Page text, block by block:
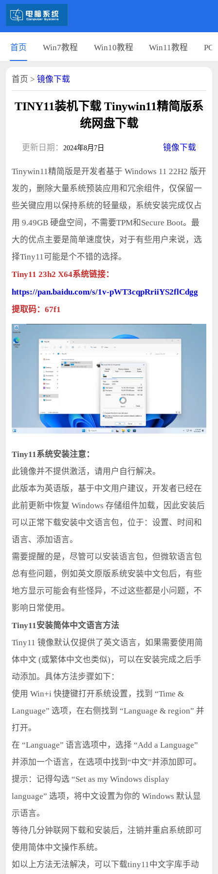
首页 Win7教程 Win10教程 Win11教程 PC
首页 > 镜像下载
TINY11装机下载 Tinywin11精简版系
统网盘下载
更新日期： 2024年8月7日 镜像下载
Tinywin11精简版是开发者基于 Windows 11 22H2 版开
发的，删除大量系统预装应用和冗余组件，仅保留一
些关键应用以保持系统的轻量级，系统安装完成仅占
用 9.49GB 硬盘空间，不需要TPM和Secure Boot。最
大的优点主要是简单速度快，对于有些用户来说，选
择Tiny11可能是个不错的选择。
Tiny11 23h2 X64系统链接：
https://pan.baidu.com/s/1v-pWT3cqpRriiYS2flCdgg
提取码：67f1
Tiny11系统安装注意：
此镜像并不提供激活，请用户自行解决。
此版本为英语版，基于中文用户建议，开发者已经在
此前更新中恢复 Windows 存储组件加载，因此安装后
可以正常下载安装中文语言包，位于：设置、时间和
语言、添加语言。
需要提醒的是，尽管可以安装语言包，但微软语言包
总有些问题，例如英文原版系统安装中文包后，有些
地方显示可能会有些怪异，不过这些都是小问题，不
影响日常使用。
Tiny11安装简体中文语言方法
Tiny11 镜像默认仅提供了英文语言，如果需要使用简
体中文 (或繁体中文也类似)，可以在安装完成之后手
动添加。具体方法步骤如下：
使用 Win+i 快捷键打开系统设置，找到 “Time &
Language” 选项，在右侧找到 “Language & region” 并
打开。
在 “Language” 语言选项中，选择 “Add a Language”
并添加一个语言，在选项中找到“中文”并添加即可。
提示：记得勾选 “Set as my Windows display
language” 选项，将中文设置为你的 Windows 默认显
示语言。
等待几分钟联网下载和安装后，注销并重启系统即可
使用简体中文操作系统。
如以上方法无法解决，可以下载tiny11中文字库手动